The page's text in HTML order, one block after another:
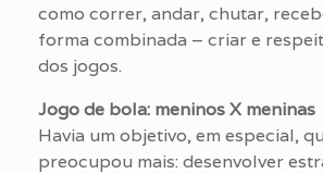
como correr, andar, chutar,
forma combinada – criar e
dos jogos.
Jogo de bola: meninos X meninas
Havia um objetivo, em especial,
preocupou mais: desenvolver